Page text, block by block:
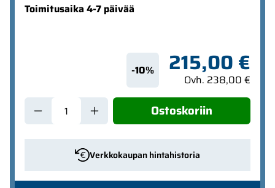
Toimitusaika 4-7 päivää
-10% 215,00 €
Ovh. 238,00 €
Ostoskoriin
Verkkokaupan hintahistoria